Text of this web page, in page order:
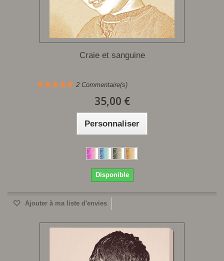
Craie et sanguine
2 Commentaire(s)
35,00 €
Personnaliser
Disponible
Ajouter à ma liste d'envies